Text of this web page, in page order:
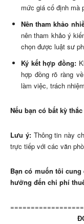
mức giá cố định mà
Nên tham khảo
nên tham khảo ý
chọn được luật sư
Ký kết hợp đồng:
hợp đồng rõ ràng
làm việc, trách
Nếu bạn có bất kỳ
Lưu ý:Thông tin này
trực tiếp với các văn
Bạn có muốn tôi
hưởng đến chi phí